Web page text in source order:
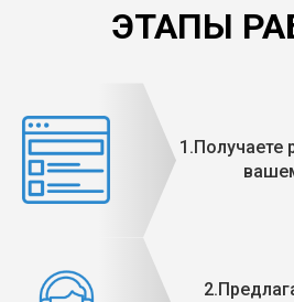
ЭТАПЫ
1.Получаете